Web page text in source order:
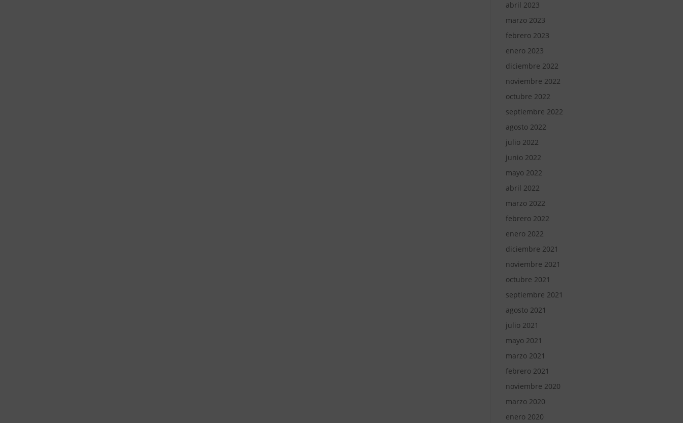
abril 2023
marzo 2023
febrero 2023
enero 2023
diciembre 2022
noviembre 2022
octubre 2022
septiembre 2022
agosto 2022
julio 2022
junio 2022
mayo 2022
abril 2022
marzo 2022
febrero 2022
enero 2022
diciembre 2021
noviembre 2021
octubre 2021
septiembre 2021
agosto 2021
julio 2021
mayo 2021
marzo 2021
febrero 2021
noviembre 2020
marzo 2020
enero 2020